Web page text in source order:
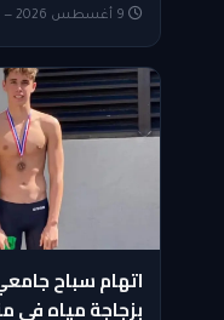
اتهام سباح
بزجاجة مياه في